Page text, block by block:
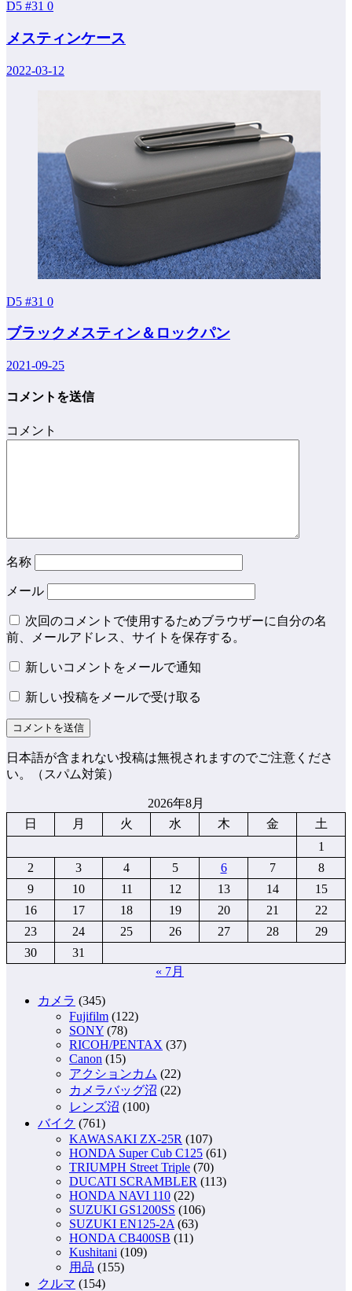
D5 #31 0
メスティンケース
2022-03-12
D5 #31 0
ブラックメスティン＆ロックパン
2021-09-25
コメントを送信
コメント
名称
メール
次回のコメントで使用するためブラウザーに自分の名
前、メールアドレス、サイトを保存する。
新しいコメントをメールで通知
新しい投稿をメールで受け取る
日本語が含まれない投稿は無視されますのでご注意くださ
い。（スパム対策）
2026年8月
日
月 火 水 木 金
土
1
2
3 4 5 6 7
8
9
10 11 12 13 14
15
16
17 18 19 20 21
22
23
24 25 26 27 28
29
30
31
« 7月
カメラ (345)
Fujifilm (122)
SONY (78)
RICOH/PENTAX (37)
Canon (15)
アクションカム (22)
カメラバッグ沼 (22)
レンズ沼 (100)
バイク (761)
KAWASAKI ZX-25R (107)
HONDA Super Cub C125 (61)
TRIUMPH Street Triple (70)
DUCATI SCRAMBLER (113)
HONDA NAVI 110 (22)
SUZUKI GS1200SS (106)
SUZUKI EN125-2A (63)
HONDA CB400SB (11)
Kushitani (109)
用品 (155)
クルマ (154)